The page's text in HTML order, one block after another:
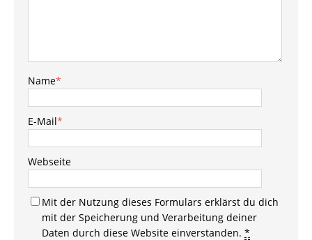
Name*
E-Mail*
Webseite
Mit der Nutzung dieses Formulars erklärst du dich
mit der Speicherung und Verarbeitung deiner
Daten durch diese Website einverstanden. *